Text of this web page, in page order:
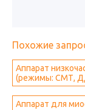
Похожие
Аппарат
(режимы: СМТ,
Аппарат для